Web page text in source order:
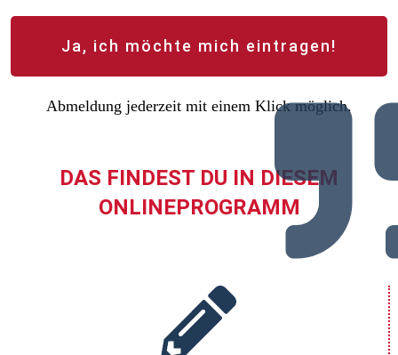
Ja, ich möchte mich eintragen!
Abmeldung jederzeit mit einem Klick möglich.
DAS FINDEST DU IN DIESEM
ONLINEPROGRAMM